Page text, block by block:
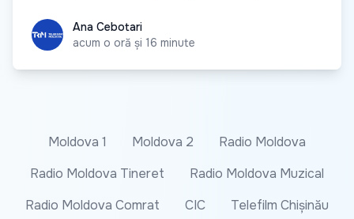
Ana CebotariAna Cebotari
acum o oră și 16 minute
Moldova 1 Moldova 2
Radio Moldova
Radio Moldova Tineret
Radio Moldova Muzical
Radio Moldova Comrat
CIC
Telefilm Chișinău